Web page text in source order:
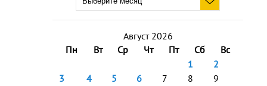
Август 2026
Пн
Вт Ср Чт Пт Сб
Вс
1
2
3
4 5 6 7 8
9